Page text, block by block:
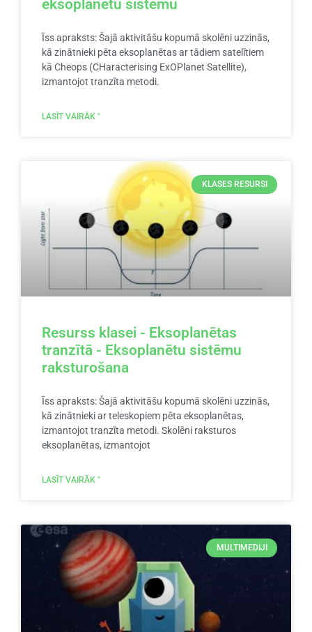
eksoplanētu sistēmu
Īss apraksts: Šajā aktivitāšu kopumā skolēni uzzinās,
kā zinātnieki pēta eksoplanētas ar tādiem satelītiem
kā Cheops (CHaracterising ExOPlanet Satellite),
izmantojot tranzīta metodi.
LASĪT VAIRĀK "
KLASES RESURSI
Resurss klasei - Eksoplanētas
tranzītā - Eksoplanētu sistēmu
raksturošana
Īss apraksts: Šajā aktivitāšu kopumā skolēni uzzinās,
kā zinātnieki ar teleskopiem pēta eksoplanētas,
izmantojot tranzīta metodi. Skolēni raksturos
eksoplanētas, izmantojot
LASĪT VAIRĀK "
MULTIMEDIJI